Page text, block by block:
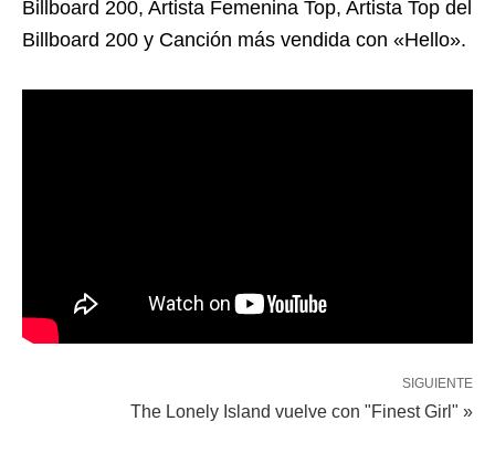
Billboard 200, Artista Femenina Top, Artista Top del
Billboard 200 y Canción más vendida con «Hello».
SIGUIENTE
The Lonely Island vuelve con "Finest Girl" »